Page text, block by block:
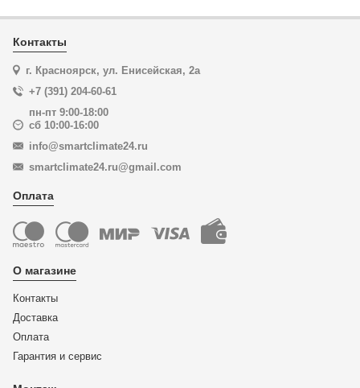
Контакты
г. Красноярск, ул. Енисейская, 2а
+7 (391) 204-60-61
пн-пт 9:00-18:00
сб 10:00-16:00
info@smartclimate24.ru
smartclimate24.ru@gmail.com
Оплата
О магазине
Контакты
Доставка
Оплата
Гарантия и сервис